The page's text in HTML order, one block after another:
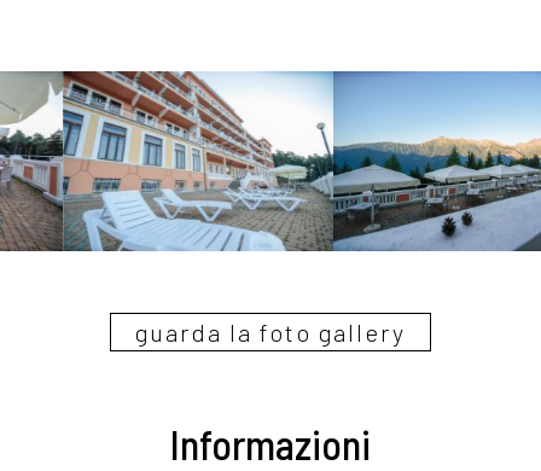
guarda la foto gallery
Informazioni